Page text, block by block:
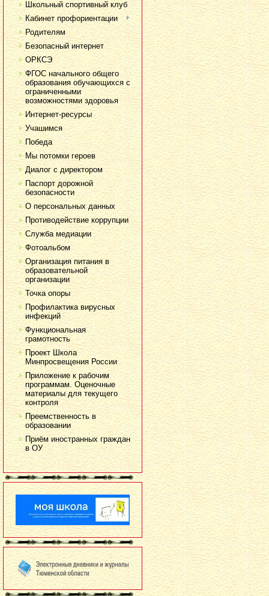
Школьный спортивный клуб
Кабинет профориентации
Родителям
Безопасный интернет
ОРКСЭ
ФГОС начального общего
образования обучающихся с
ограниченными
возможностями здоровья
Интернет-ресурсы
Учашимся
Победа
Мы потомки героев
Диалог с директором
Паспорт дорожной
безопасности
О персональных данных
Противодействие коррупции
Служба медиации
Фотоальбом
Организация питания в
образовательной
организации
Точка опоры
Профилактика вирусных
инфекций
Функциональная
грамотность
Проект Школа
Минпросвещения России
Приложение к рабочим
программам. Оценочные
материалы для текущего
контроля
Преемственность в
образовании
Приём иностранных граждан
в ОУ